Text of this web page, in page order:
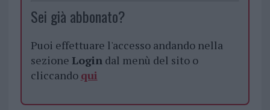
Sei già abbonato?
Puoi effettuare l'accesso andando nella
sezione Logindal menù del sito o
cliccando qui